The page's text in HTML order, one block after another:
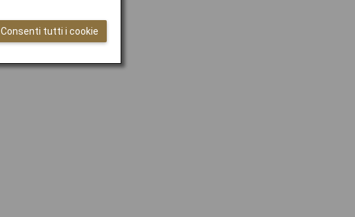
Consenti tutti i cookie